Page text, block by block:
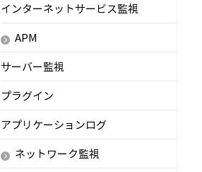
インターネットサービス監視
APM
サーバー監視
プラグイン
アプリケーションログ
ネットワーク監視